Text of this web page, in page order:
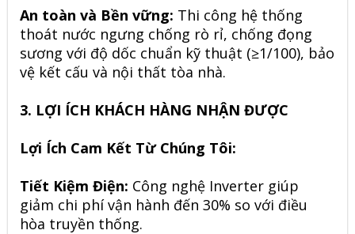
An toàn và Bền vững: Thi công hệ thống
thoát nước ngưng chống rò rỉ, chống đọng
sương với độ dốc chuẩn kỹ thuật (≥1/100), bảo
vệ kết cấu và nội thất tòa nhà.
3. LỢI ÍCH KHÁCH HÀNG NHẬN ĐƯỢC
Lợi Ích Cam Kết Từ Chúng Tôi:
Tiết Kiệm Điện: Công nghệ Inverter giúp
giảm chi phí vận hành đến 30% so với điều
hòa truyền thống.